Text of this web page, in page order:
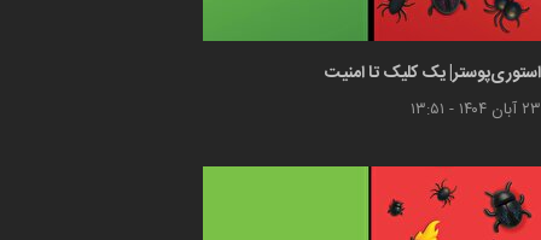
استوری‌پوستر| یک کلیک تا امنیت
۲۳ آبان ۱۴۰۴ - ۱۳:۵۱